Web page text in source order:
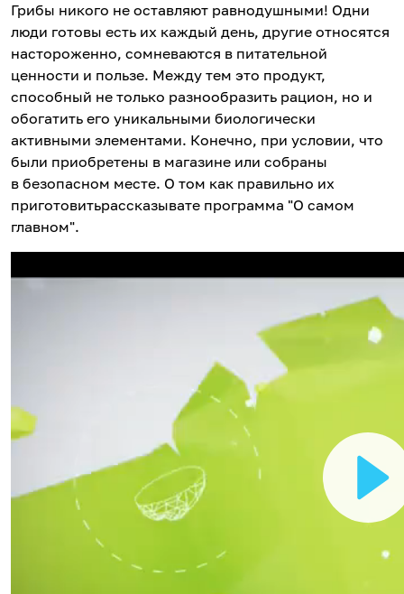
Грибы никого не оставляют равнодушными! Одни
люди готовы есть их каждый день, другие относятся
настороженно, сомневаются в питательной
ценности и пользе. Между тем это продукт,
способный не только разнообразить рацион, но и
обогатить его уникальными биологически
активными элементами. Конечно, при условии, что
были приобретены в магазине или собраны
в безопасном месте. О том как правильно их
приготовитьрассказывате программа "О самом
главном".
В